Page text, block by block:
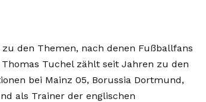
den Themen, nach denen Fußballfans
Tuchel zählt seit Jahren zu den
bei Mainz 05, Borussia Dortmund,
als Trainer der englischen